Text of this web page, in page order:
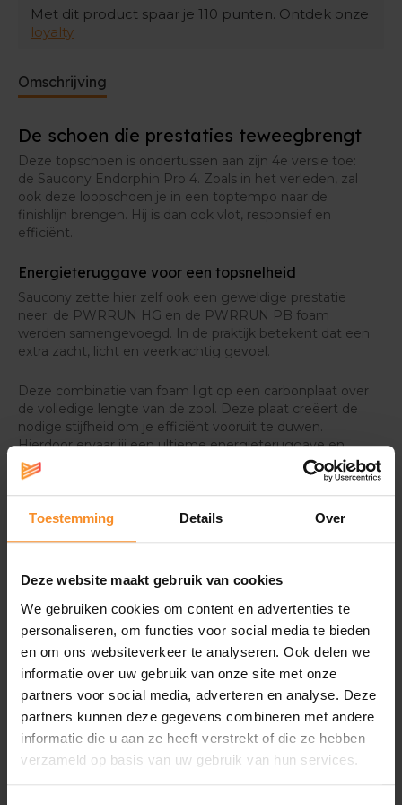
Toestemming Details Over
Deze website maakt gebruik van cookies
We gebruiken cookies om content en advertenties te
personaliseren, om functies voor social media te bieden
en om ons websiteverkeer te analyseren. Ook delen we
informatie over uw gebruik van onze site met onze
partners voor social media, adverteren en analyse. Deze
partners kunnen deze gegevens combineren met andere
informatie die u aan ze heeft verstrekt of die ze hebben
verzameld op basis van uw gebruik van hun services.
technologie toe, en je krijgt een voortstuwing om U
tegen te zeggen. De zachte hielkap en een
volledig af.
Met dit product spaar je 110 punten. Ontdek onze
loyalty
Omschrijving
De schoen die prestaties teweegbrengt
Deze topschoen is ondertussen aan zijn 4e versie toe:
de Saucony Endorphin Pro 4. Zoals in het verleden, zal
ook deze loopschoen je in een toptempo naar de
finishlijn brengen. Hij is dan ook vlot, responsief en
efficiënt.
Energieteruggave voor een topsnelheid
Saucony zette hier zelf ook een geweldige prestatie
neer: de PWRRUN HG en de PWRRUN PB foam
werden samengevoegd. In de praktijk betekent dat een
extra zacht, licht en veerkrachtig gevoel.
Deze combinatie van foam ligt op een carbonplaat over
de volledige lengte van de zool. Deze plaat creëert de
nodige stijfheid om je efficiënt vooruit te duwen.
Hierdoor ervaar jij een ultieme energieteruggave en
dus een topsnelheid.
Vooruitduwend gevoel
Voeg aan al het bovengenoemde nog de speedroll-
technologie toe, en je krijgt een voortstuwing om U
geïntegreerde tong maken het comfort bovendien
Specificaties
Drop |8mm